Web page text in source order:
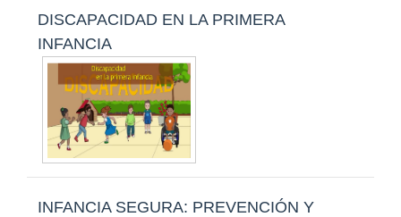
DISCAPACIDAD EN LA PRIMERA
INFANCIA
INFANCIA SEGURA: PREVENCIÓN Y